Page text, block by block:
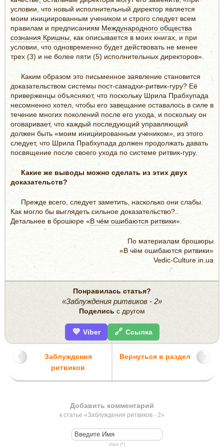
условии, что новый исполнительный директор является
моим инициированным учеником и строго следует всем
правилам и предписаниям Международного общества
сознания Кришны , как описывается в моих книгах, и при
условии, что одновременно будет действовать не менее
трех (3) и не более пяти (5) исполнительных директоров».
Каким образом это письменное заявление становится
доказательством системы пост-самадхи-ритвик-гуру? Её
приверженцы объясняют, что поскольку Шрила Прабхупада
несомненно хотел, чтобы его завещание оставалось в силе в
течение многих поколений после его ухода, и поскольку он
оговаривает, что каждый последующий управляющий
должен быть «моим инициированным учеником», из этого
следует, что Шрила Прабхупада должен продолжать давать
посвящение после своего ухода по системе ритвик-гуру.
Какие же выводы можно сделать из этих двух
доказательств?
Прежде всего, следует заметить, насколько они слабы.
Как могло бы выглядеть сильное доказательство?..
Детальнее в брошюре «В чём ошибаются ритвики».
По материалам брошюры
«В чём ошибаются ритвики»
Vedic-Culture.in.ua
Понравилась статья?
«Заблуждения ритвиков - 2»
Поделись с другом
💜 Viber 🔗 Ссылка
Заблуждения
ритвиков
Вернуться в раздел
Добавить комментарий
к статье «Заблуждения ритвиков - 2»
Имя (*)